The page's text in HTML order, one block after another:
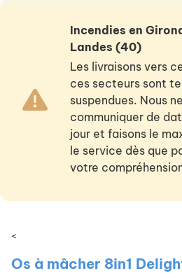
Incendies en
Landes (40)
Les livraisons vers
ces secteurs sont
suspendues. Nous
communiquer de
jour et faisons le
le service dès que
votre
<
Os à mâcher 8in1